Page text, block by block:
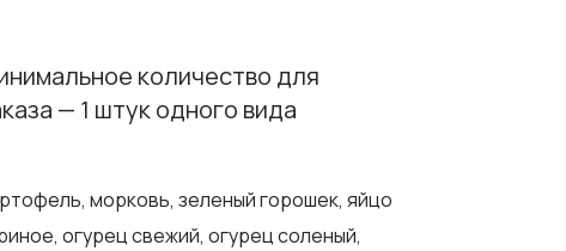
количество для
— 1 штук одного вида
морковь, зеленый горошек, яйцо
огурец свежий, огурец соленый,